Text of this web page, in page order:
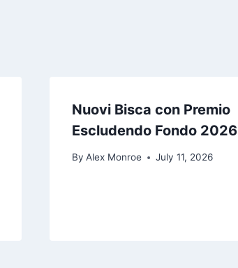
Nuovi Bisca con Premio
Escludendo Fondo 2026
By Alex Monroe July 11, 2026